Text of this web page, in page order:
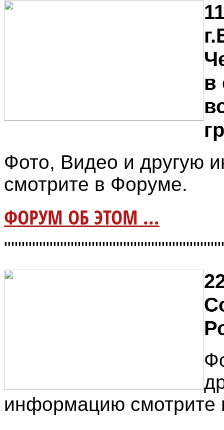
в
Фото, Видео и другую
смотрите в Форуме.
ФОРУМ ОБ ЭТОМ ...
информацию смотрите